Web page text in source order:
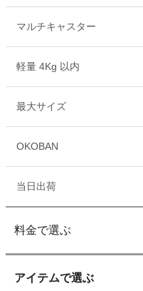
マルチキャスター
軽量 4Kg 以内
最大サイズ
OKOBAN
当日出荷
料金で選ぶ
アイテムで選ぶ